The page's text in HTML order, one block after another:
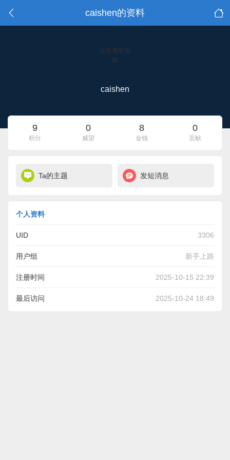
caishen的资料
点击重新加
载
caishen
9
积分
0
威望
8
金钱
0
贡献
Ta的主题 发短消息
个人资料
UID 3306
用户组 新手上路
注册时间 2025-10-15 22:39
最后访问 2025-10-24 18:49